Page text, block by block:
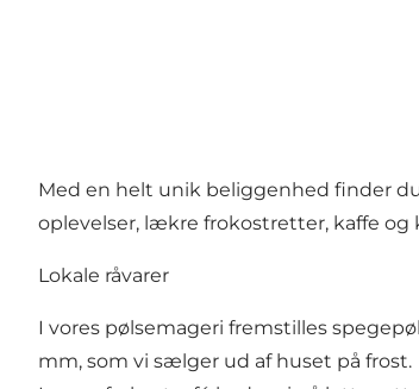
Med en helt unik beliggenhed finder
oplevelser, lækre frokostretter, kaffe og
Lokale råvarer
I vores pølsemageri fremstilles
mm, som vi sælger ud af huset på frost.